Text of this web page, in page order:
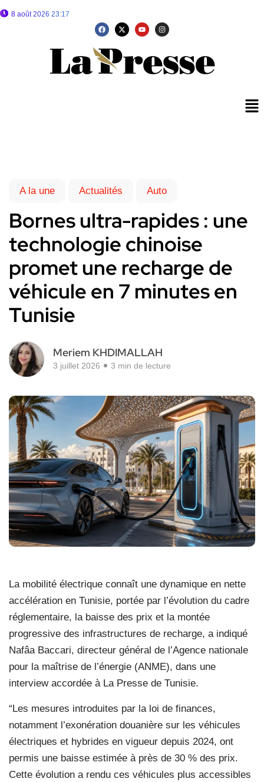
8 août 2026 23:17
A la une Actualités Auto
Bornes ultra-rapides : une
technologie chinoise
promet une recharge de
véhicule en 7 minutes en
Tunisie
Meriem KHDIMALLAH
3 juillet 2026 3 min de lecture
La mobilité électrique connaît une dynamique en nette
accélération en Tunisie, portée par l’évolution du cadre
réglementaire, la baisse des prix et la montée
progressive des infrastructures de recharge, a indiqué
Nafâa Baccari, directeur général de l’Agence nationale
pour la maîtrise de l’énergie (ANME), dans une
interview accordée à La Presse de Tunisie.
“Les mesures introduites par la loi de finances,
notamment l’exonération douanière sur les véhicules
électriques et hybrides en vigueur depuis 2024, ont
permis une baisse estimée à près de 30 % des prix.
Cette évolution a rendu ces véhicules plus accessibles